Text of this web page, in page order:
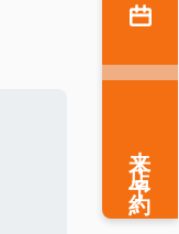
来店予約